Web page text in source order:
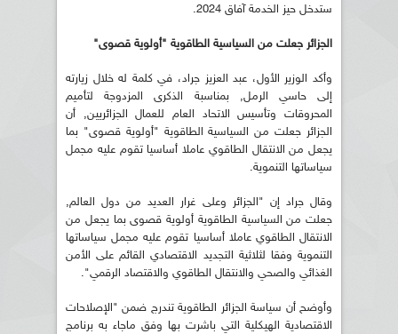
ستدخل حيز الخدمة آفاق 2024.
الجزائر جعلت من السياسية الطاقوية "أولوية قصوى"
وأكد الوزير الأول، عبد العزيز جراد، في كلمة له خلال زيارته
إلى حاسي الرمل, بمناسبة الذكرى المزدوجة لتأميم
المحروقات وتأسيس الاتحاد العام للعمال الجزائريين, أن
الجزائر جعلت من السياسية الطاقوية "أولوية قصوى" بما
يجعل من الانتقال الطاقوي عاملا أساسيا تقوم عليه مجمل
سياساتها التنموية.
وقال جراد إن "الجزائر وعلى غرار العديد من دول العالم,
جعلت من السياسية الطاقوية أولوية قصوى بما يجعل من
الانتقال الطاقوي عاملا أساسيا تقوم عليه مجمل سياساتها
التنموية وفقا لثلاثية التجديد الاقتصادي القائم على الأمن
الغذائي والصحي والانتقال الطاقوي والاقتصاد الرقمي".
وأوضح أن سياسة الجزائر الطاقوية تندرج ضمن "الإصلاحات
الاقتصادية الهيكلية التي باشرت بها وفق ماجاء به برنامج